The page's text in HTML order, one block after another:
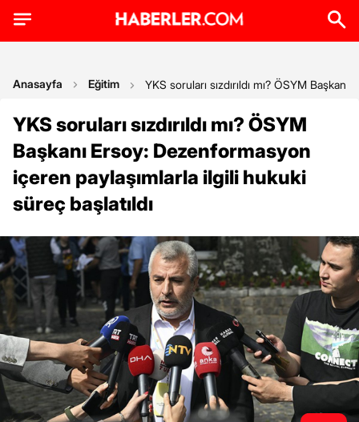
Anasayfa Eğitim YKS soruları sızdırıldı mı? ÖSYM
YKS soruları sızdırıldı mı? ÖSYM
Başkanı Ersoy: Dezenformasyon
içeren paylaşımlarla ilgili hukuki
süreç başlatıldı